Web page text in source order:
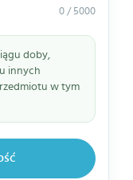
0 / 5000
doby,
innych
w tym